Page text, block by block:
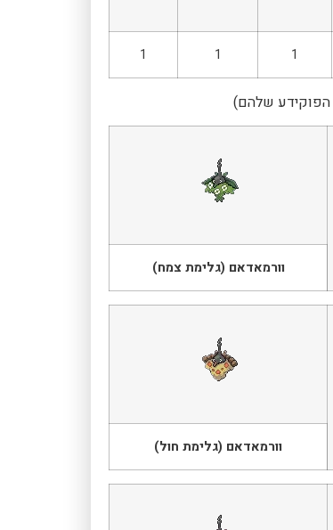
1
1
1
הפוקידע שלהם)
וורמאדאם (גלימת צמח)
וורמאדאם (גלימת חול)